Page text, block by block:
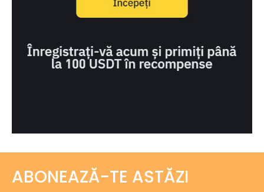
ABONEAZĂ-TE ASTĂZI